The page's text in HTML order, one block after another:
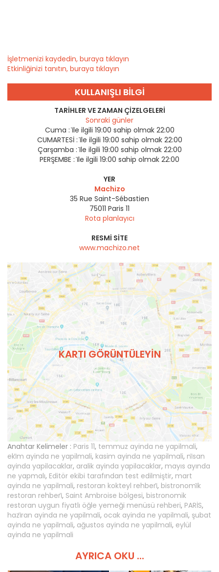
İşletmenizi kaydedin, buraya tıklayın
Etkinliğinizi tanıtın, buraya tıklayın
KULLANIŞLI BILGI
TARIHLER VE ZAMAN ÇIZELGELERI
Sonraki günler
Cuma : i̇le ilgili 19:00 sahip olmak 22:00
CUMARTESİ : i̇le ilgili 19:00 sahip olmak 22:00
Çarşamba : i̇le ilgili 19:00 sahip olmak 22:00
PERŞEMBE : i̇le ilgili 19:00 sahip olmak 22:00
YER
Machizo
35 Rue Saint-Sébastien
75011 Paris 11
Rota planlayıcı
RESMI SITE
www.machizo.net
KARTI GÖRÜNTÜLEYIN
Anahtar Kelimeler : Paris 11, temmuz ayinda ne yapilmali,
eki̇m ayinda ne yapilmali, kasim ayinda ne yapilmali, ni̇san
ayinda yapilacaklar, aralik ayinda yapilacaklar, mayıs ayında
ne yapmalı, Editör ekibi tarafından test edilmiştir, mart
ayinda ne yapilmali, restoran kokteyl rehberi̇, bistronomi̇k
restoran rehberi̇, Saint Ambroise bölgesi, bistronomik
restoran uygun fiyatlı öğle yemeği menüsü rehberi, PARİS,
hazi̇ran ayinda ne yapilmali, ocak ayinda ne yapilmali, şubat
ayinda ne yapilmali, ağustos ayinda ne yapilmali, eylül
ayinda ne yapilmali
AYRICA OKU ...